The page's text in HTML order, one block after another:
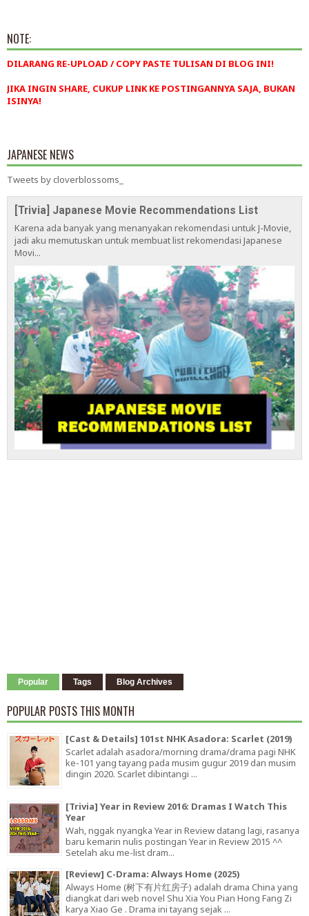
NOTE:
DILARANG RE-UPLOAD / COPY PASTE TULISAN DI BLOG INI!
JIKA INGIN SHARE, CUKUP LINK KE POSTINGANNYA SAJA, BUKAN
ISINYA!
JAPANESE NEWS
Tweets by cloverblossoms_
[Trivia] Japanese Movie Recommendations List
Karena ada banyak yang menanyakan rekomendasi untuk J-Movie,
jadi aku memutuskan untuk membuat list rekomendasi Japanese
Movi...
Popular Tags Blog Archives
POPULAR POSTS THIS MONTH
[Cast & Details] 101st NHK Asadora: Scarlet (2019)
Scarlet adalah asadora/morning drama/drama pagi NHK
ke-101 yang tayang pada musim gugur 2019 dan musim
dingin 2020. Scarlet dibintangi ...
[Trivia] Year in Review 2016: Dramas I Watch This
Year
Wah, nggak nyangka Year in Review datang lagi, rasanya
baru kemarin nulis postingan Year in Review 2015 ^^
Setelah aku me-list dram...
[Review] C-Drama: Always Home (2025)
Always Home (树下有片红房子) adalah drama China yang
diangkat dari web novel Shu Xia You Pian Hong Fang Zi
karya Xiao Ge . Drama ini tayang sejak ...